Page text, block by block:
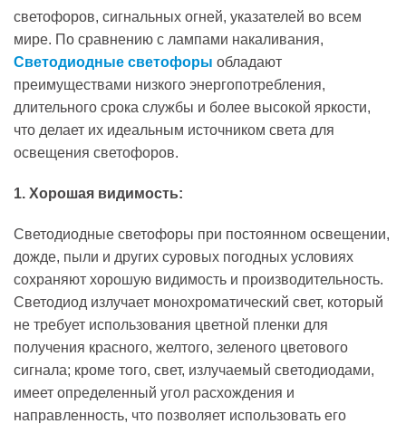
светофоров, сигнальных огней, указателей во всем
мире. По сравнению с лампами накаливания,
Светодиодные светофоры обладают
преимуществами низкого энергопотребления,
длительного срока службы и более высокой яркости,
что делает их идеальным источником света для
освещения светофоров.
1. Хорошая видимость:
Светодиодные светофоры при постоянном освещении,
дожде, пыли и других суровых погодных условиях
сохраняют хорошую видимость и производительность.
Светодиод излучает монохроматический свет, который
не требует использования цветной пленки для
получения красного, желтого, зеленого цветового
сигнала; кроме того, свет, излучаемый светодиодами,
имеет определенный угол расхождения и
направленность, что позволяет использовать его